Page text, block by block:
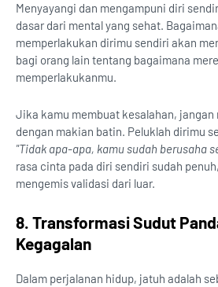
Menyayangi dan mengampuni diri
dasar dari mental yang sehat.
memperlakukan dirimu sendiri akan
bagi orang lain tentang bagaimana
memperlakukanmu.
Jika kamu membuat kesalahan, jangan
dengan makian batin. Peluklah dirimu
"Tidak apa-apa, kamu sudah berusaha
rasa cinta pada diri sendiri sudah
mengemis validasi dari luar.
8. Transformasi Sudut
Kegagalan
Dalam perjalanan hidup, jatuh adalah